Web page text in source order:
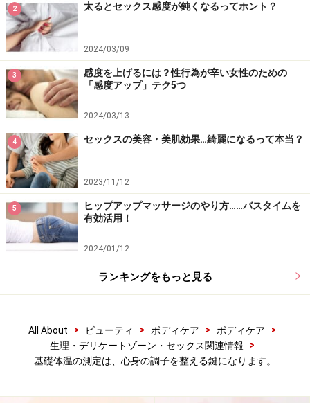
2 太るとセックス感度が鈍くなるってホント？
2024/03/09
3
感度を上げるには？性行為が辛い女性のための
「感度アップ」テク5つ
2024/03/13
4 セックスの美容・美肌効果…綺麗になるって本当？
2023/11/12
5
ヒップアップマッサージのやり方……バスタイムを
有効活用！
2024/01/12
ランキングをもっと見る
All About > ビューティ > ボディケア > ボディケア
>
生理・デリケートゾーン・セックス関連情報
>
基礎体温の測定は、心身の調子を整える鍵になります。